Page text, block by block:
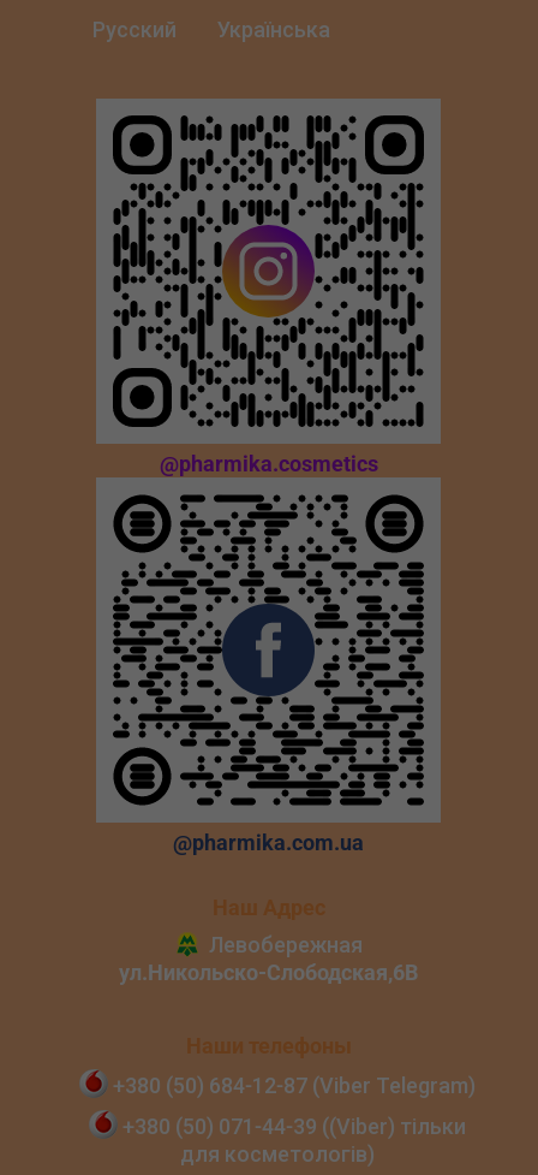
Русский Українська
@pharmika.cosmetics
@pharmika.com.ua
Наш Адрес
Наши телефоны
+380 (50) 684‑12‑87 (Viber Telegram)
+380 (50) 071‑44‑39 ((Viber) тільки
для косметологів)